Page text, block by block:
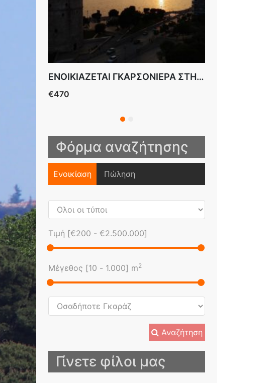
ENOIKIAZETAI ΓΚΑΡΣΟΝΙΕΡΑ ΣΤΗΝ ΜΠΟΤΣΑΡΗ ΕΠΙΠΛΩΜΕΝΗ
€470
Φόρμα αναζήτησης
Ενοικίαση Πώληση
Τιμή [€200 - €2.500.000]
Μέγεθος [10 - 1.000] m2
Αναζήτηση
Γίνετε φίλοι μας